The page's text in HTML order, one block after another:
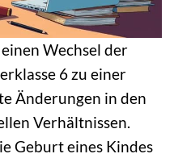
Wechsel der
6 zu einer
Änderungen in den
Verhältnissen.
Geburt eines Kindes